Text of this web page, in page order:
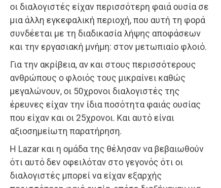
οι διαλογιστές είχαν περισσότερη φαιά ουσία σε
μια άλλη εγκεφαλική περιοχή, που αυτή τη φορά
συνδέεται με τη διαδικασία λήψης αποφάσεων
και την εργασιακή μνήμη: στον μετωπιαίο φλοιό.
Για την ακρίβεια, αν και στους περισσότερους
ανθρώπους ο φλοιός τους μικραίνει καθώς
μεγαλώνουν, οι 50χρονοι διαλογιστές της
έρευνες είχαν την ίδια ποσότητα φαιάς ουσίας
που είχαν και οι 25χρονοι. Και αυτό είναι
αξιοσημείωτη παρατήρηση.
Η Lazar και η ομάδα της θέλησαν να βεβαιωθούν
ότι αυτό δεν οφειλόταν στο γεγονός ότι οι
διαλογιστές μπορεί να είχαν εξαρχής